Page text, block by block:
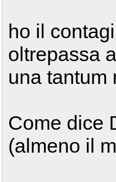
ho il
oltrepassa
una
Come dice
(almeno il